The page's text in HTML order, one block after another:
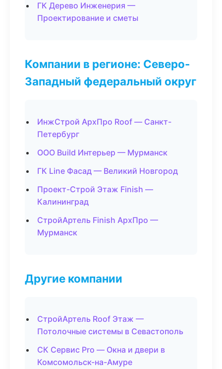
ГК Дерево Инженерия —
Проектирование и сметы
Компании в регионе: Северо-
Западный федеральный округ
ИнжСтрой АрхПро Roof — Санкт-
Петербург
ООО Build Интерьер — Мурманск
ГК Line Фасад — Великий Новгород
Проект-Строй Этаж Finish —
Калининград
СтройАртель Finish АрхПро —
Мурманск
Другие компании
СтройАртель Roof Этаж —
Потолочные системы в Севастополь
СК Сервис Pro — Окна и двери в
Комсомольск-на-Амуре